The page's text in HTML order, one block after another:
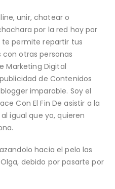
unir, chatear o
por la red hoy por
te permite repartir tus
otras personas
Marketing Digital
de Contenidos
imparable. Soy el
Con El Fin De asistir a la
igual que yo, quieren
hacia el pelo las
debido por pasarte por